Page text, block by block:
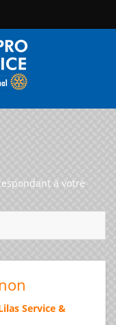
à votre
Service &